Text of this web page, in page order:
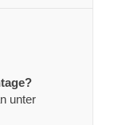
unter